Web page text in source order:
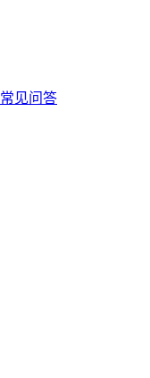
常见问答